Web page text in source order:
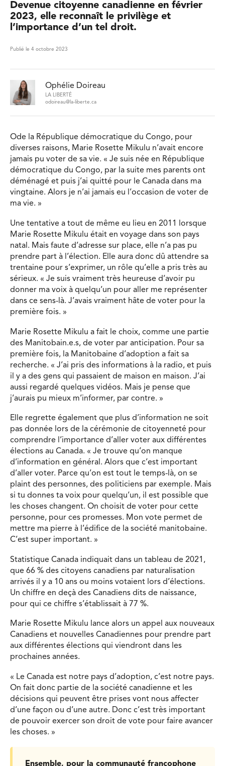
Devenue citoyenne canadienne en février
2023, elle reconnaît le privilège et
l’importance d’un tel droit.
Publié le 4 octobre 2023
Ophélie Doireau
LA LIBERTÉ
odoireau@la-liberte.ca
Ode la République démocratique du Congo, pour
diverses raisons, Marie Rosette Mikulu n’avait encore
jamais pu voter de sa vie. « Je suis née en République
démocratique du Congo, par la suite mes parents ont
déménagé et puis j’ai quitté pour le Canada dans ma
vingtaine. Alors je n’ai jamais eu l’occasion de voter de
ma vie. »
Une tentative a tout de même eu lieu en 2011 lorsque
Marie Rosette Mikulu était en voyage dans son pays
natal. Mais faute d’adresse sur place, elle n’a pas pu
prendre part à l’élection. Elle aura donc dû attendre sa
trentaine pour s’exprimer, un rôle qu’elle a pris très au
sérieux. « Je suis vraiment très heureuse d’avoir pu
donner ma voix à quelqu’un pour aller me représenter
dans ce sens-là. J’avais vraiment hâte de voter pour la
première fois. »
Marie Rosette Mikulu a fait le choix, comme une partie
des Manitobain.e.s, de voter par anticipation. Pour sa
première fois, la Manitobaine d’adoption a fait sa
recherche. « J’ai pris des informations à la radio, et puis
il y a des gens qui passaient de maison en maison. J’ai
aussi regardé quelques vidéos. Mais je pense que
j’aurais pu mieux m’informer, par contre. »
Elle regrette également que plus d’information ne soit
pas donnée lors de la cérémonie de citoyenneté pour
comprendre l’importance d’aller voter aux différentes
élections au Canada. « Je trouve qu’on manque
d’information en général. Alors que c’est important
d’aller voter. Parce qu’on est tout le temps-là, on se
plaint des personnes, des politiciens par exemple. Mais
si tu donnes ta voix pour quelqu’un, il est possible que
les choses changent. On choisit de voter pour cette
personne, pour ces promesses. Mon vote permet de
mettre ma pierre à l’édifice de la société manitobaine.
C’est super important. »
Statistique Canada indiquait dans un tableau de 2021,
que 66 % des citoyens canadiens par naturalisation
arrivés il y a 10 ans ou moins votaient lors d’élections.
Un chiffre en deçà des Canadiens dits de naissance,
pour qui ce chiffre s’établissait à 77 %.
Marie Rosette Mikulu lance alors un appel aux nouveaux
Canadiens et nouvelles Canadiennes pour prendre part
aux différentes élections qui viendront dans les
prochaines années.
« Le Canada est notre pays d’adoption, c’est notre pays.
On fait donc partie de la société canadienne et les
décisions qui peuvent être prises vont nous affecter
d’une façon ou d’une autre. Donc c’est très important
de pouvoir exercer son droit de vote pour faire avancer
les choses. »
Ensemble, pour la communauté francophone